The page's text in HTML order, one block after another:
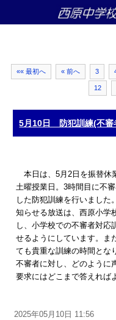
«« 最初へ « 前へ 3
12
5月10日 防犯訓練(不審
本日は、5月2日を振替休
土曜授業日。3時間目に不
した防犯訓練を行いました
知らせる放送は、西原小学
し、小学校での不審者対応
せるようにしています。ま
ても貴重な訓練の時間とな
不審者に対し、どのように
要求にはどこまで答えれば
2025年05月10日 11:56